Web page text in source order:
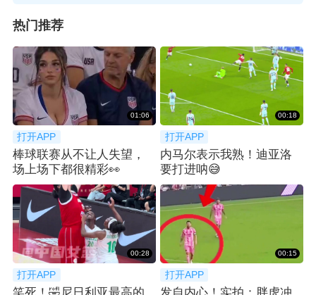
热门推荐
01:06
打开APP
棒球联赛从不让人失望，
场上场下都很精彩👀
00:18
打开APP
内马尔表示我熟！迪亚洛
要打进呐😅
00:28
打开APP
00:15
打开APP